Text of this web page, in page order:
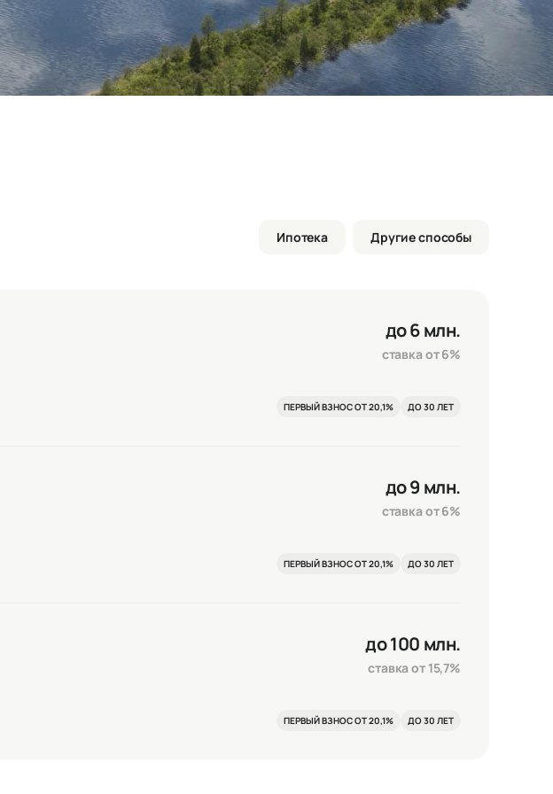
Ипотека Другие способы
до 6 млн.
ставка от 6%
ПЕРВЫЙ ВЗНОС ОТ 20,1% ДО 30 ЛЕТ
до 9 млн.
ставка от 6%
ПЕРВЫЙ ВЗНОС ОТ 20,1% ДО 30 ЛЕТ
до 100 млн.
ставка от 15,7%
ПЕРВЫЙ ВЗНОС ОТ 20,1% ДО 30 ЛЕТ